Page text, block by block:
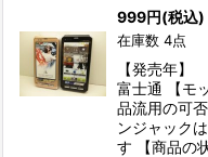
999円(税込)
在庫数 4点
【発売年
富士通 【モ
品流用の可
ンジャック
す 【商品